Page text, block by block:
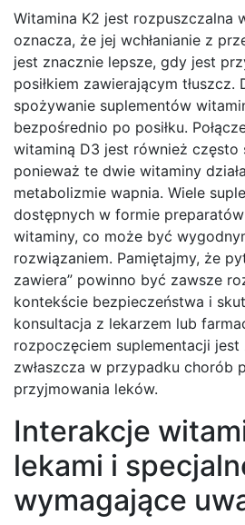
Witamina K2 jest rozpuszczalna
oznacza, że jej wchłanianie z
jest znacznie lepsze, gdy jest
posiłkiem zawierającym tłuszcz.
spożywanie suplementów
bezpośrednio po posiłku.
witaminą D3 jest również często
ponieważ te dwie witaminy
metabolizmie wapnia. Wiele
dostępnych w formie
witaminy, co może być
rozwiązaniem. Pamiętajmy, że
zawiera” powinno być zawsze
kontekście bezpieczeństwa i
konsultacja z lekarzem lub
rozpoczęciem suplementacji jest
zwłaszcza w przypadku chorób
przyjmowania leków.
Interakcje
lekami i
wymagające